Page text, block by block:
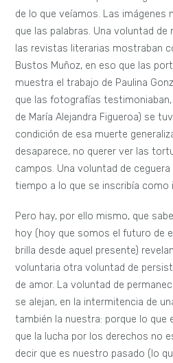
de lo que veíamos. Las imágenes
que las palabras. Una voluntad de
las revistas literarias mostraban
Bustos Muñoz, en eso que las
muestra el trabajo de Paulina
que las fotografías
de María Alejandra Figueroa) se
condición de esa muerte
desaparece, no querer ver las
campos. Una voluntad de
tiempo a lo que se inscribía como
Pero hay, por ello mismo, que
hoy (hoy que somos el futuro de
brilla desde aquel presente)
voluntaria otra voluntad de
de amor. La voluntad de
se alejan, en la intermitencia de
también la nuestra: porque lo
que la lucha por los derechos no
decir que es nuestro pasado (lo